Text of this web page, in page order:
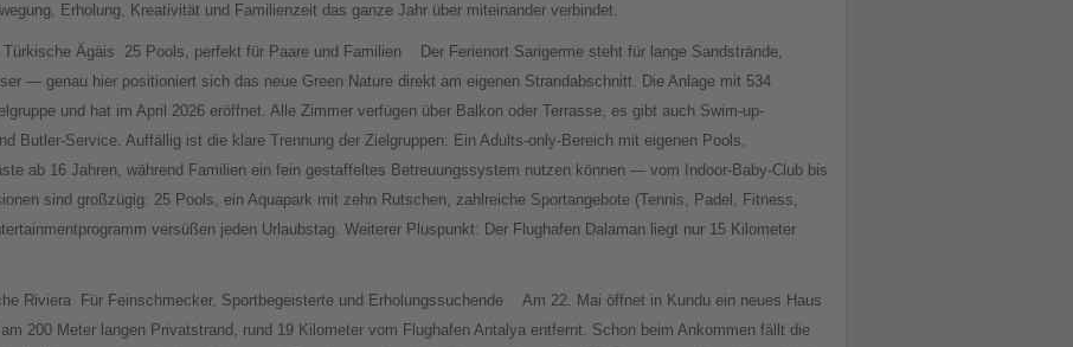
Erholung, Kreativität und Familienzeit das ganze Jahr über miteinander verbindet.
Türkische Ägäis 25 Pools, perfekt für Paare und Familien
Der Ferienort Sarigerme steht für lange Sandstrände,
— genau hier positioniert sich das neue Green Nature direkt am eigenen Strandabschnitt. Die Anlage mit 534
und hat im April 2026 eröffnet. Alle Zimmer verfügen über Balkon oder Terrasse, es gibt auch Swim-up-
Butler-Service. Auffällig ist die klare Trennung der Zielgruppen: Ein Adults-only-Bereich mit eigenen Pools,
ab 16 Jahren, während Familien ein fein gestaffeltes Betreuungssystem nutzen können — vom Indoor-Baby-Club bis
sind großzügig: 25 Pools, ein Aquapark mit zehn Rutschen, zahlreiche Sportangebote (Tennis, Padel, Fitness,
versüßen jeden Urlaubstag. Weiterer Pluspunkt: Der Flughafen Dalaman liegt nur 15 Kilometer
Riviera Für Feinschmecker, Sportbegeisterte und Erholungssuchende
Am 22. Mai öffnet in Kundu ein neues Haus
200 Meter langen Privatstrand, rund 19 Kilometer vom Flughafen Antalya entfernt. Schon beim Ankommen fällt die